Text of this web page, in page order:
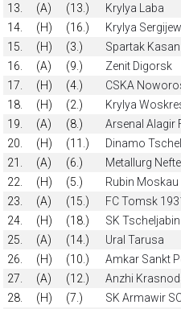
13.
(A) (13.) Krylya Laba
14.
(H) (16.) Krylya
15.
(H) (3.) Spartak
16.
(A) (9.) Zenit Digorsk
17.
(H) (4.) CSKA
18.
(H) (2.) Krylya
19.
(A) (8.) Arsenal Alagir
20.
(H) (11.) Dinamo
21.
(A) (6.) Metallurg
22.
(H) (5.) Rubin
23.
(A) (15.) FC Tomsk
24.
(H) (18.) SK
25.
(A) (14.) Ural Tarusa
26.
(H) (10.) Amkar Sankt
27.
(A) (12.) Anzhi
28.
(H) (7.) SK Armawir